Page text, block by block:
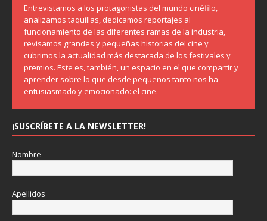
Entrevistamos a los protagonistas del mundo cinéfilo,
analizamos taquillas, dedicamos reportajes al
funcionamiento de las diferentes ramas de la industria,
revisamos grandes y pequeñas historias del cine y
cubrimos la actualidad más destacada de los festivales y
premios. Este es, también, un espacio en el que compartir y
aprender sobre lo que desde pequeños tanto nos ha
entusiasmado y emocionado: el cine.
¡SUSCRÍBETE A LA NEWSLETTER!
Nombre
Apellidos